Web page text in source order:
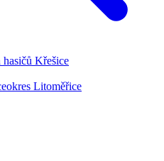
okres Litoměřice